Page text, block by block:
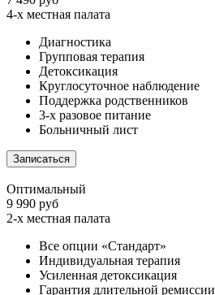
4-х местная палата
Диагностика
Групповая терапия
Детоксикация
Круглосуточное наблюдение
Поддержка родственников
3-х разовое питание
Больничный лист
Записаться
Оптимальный
9 990 руб
2-х местная палата
Все опции «Стандарт»
Индивидуальная терапия
Усиленная детоксикация
Гарантия длительной ремиссии